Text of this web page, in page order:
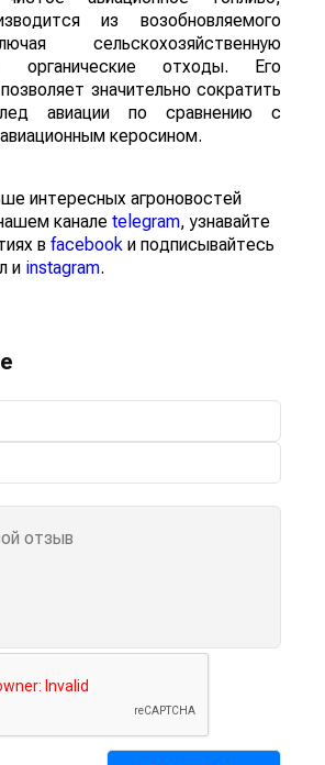
из возобновляемого
сельскохозяйственную
органические отходы. Его
значительно сократить
авиации по сравнению с
керосином.
интересных агроновостей
канале telegram, узнавайте
в facebook и подписывайтесь
и instagram.